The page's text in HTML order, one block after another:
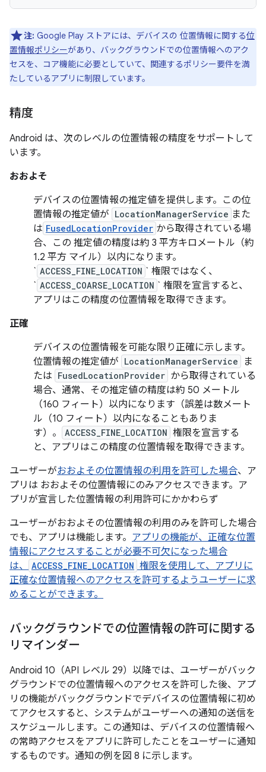
注: Google Play ストアには、デバイスの 位置情報に関する位
置情報ポリシーがあり、バックグラウンドでの位置情報へのアク
セスを、コア機能に必要としていて、関連するポリシー要件を満
たしているアプリに制限しています。
精度
Android は、次のレベルの位置情報の精度をサポートして
います。
おおよそ
デバイスの位置情報の推定値を提供します。この位
置情報の推定値が LocationManagerService また
は FusedLocationProvider から取得されている場
合、この 推定値の精度は約 3 平方キロメートル（約
1.2 平方 マイル）以内になります。
` ACCESS_FINE_LOCATION ` 権限ではなく、
` ACCESS_COARSE_LOCATION ` 権限を宣言すると、
アプリはこの精度の位置情報を取得できます。
正確
デバイスの位置情報を可能な限り正確に示します。
位置情報の推定値が LocationManagerService
ま
たは FusedLocationProvider から取得されている
場合、通常、その推定値の精度は約 50 メートル
（160 フィート）以内になります（誤差は数メート
ル（10 フィート）以内になることもありま
す）。
ACCESS_FINE_LOCATION 権限を宣言する
と、アプリはこの精度の位置情報を取得できます。
ユーザーがおおよその位置情報の利用を許可した場合、ア
プリは おおよその位置情報にのみアクセスできます。ア
プリが宣言した位置情報の利用許可にかかわらず
ユーザーがおおよその位置情報の利用のみを許可した場合
でも、アプリは機能します。 アプリの機能が、正確な位置
情報にアクセスすることが必要不可欠になった場合
は、
ACCESS_FINE_LOCATION 権限を使用して、アプリに
正確な位置情報へのアクセスを許可するようユーザーに求
めることができます。
バックグラウンドでの位置情報の許可に関する
リマインダー
Android 10（API レベル 29）以降では、ユーザーがバック
グラウンドでの位置情報へのアクセスを許可した後、アプ
リの機能がバックグラウンドでデバイスの位置情報に初め
てアクセスすると、システムがユーザーへの通知の送信を
スケジュールします。この通知は、デバイスの位置情報へ
の常時アクセスをアプリに許可したことをユーザーに通知
するものです。通知の例を図 8 に示します。